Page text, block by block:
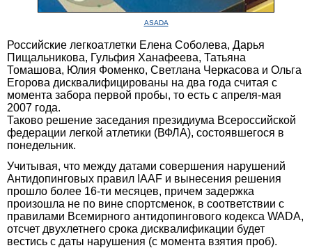
ASADA
Российские легкоатлетки Елена Соболева, Дарья
Пищальникова, Гульфия Ханафеева, Татьяна
Томашова, Юлия Фоменко, Светлана Черкасова и Ольга
Егорова дисквалифицированы на два года считая с
момента забора первой пробы, то есть с апреля-мая
2007 года.
Таково решение заседания президиума Всероссийской
федерации легкой атлетики (ВФЛА), состоявшегося в
понедельник.
Учитывая, что между датами совершения нарушений
Антидопинговых правил IAAF и вынесения решения
прошло более 16-ти месяцев, причем задержка
произошла не по вине спортсменок, в соответствии с
правилами Всемирного антидопингового кодекса WADA,
отсчет двухлетнего срока дисквалификации будет
вестись с даты нарушения (с момента взятия проб).